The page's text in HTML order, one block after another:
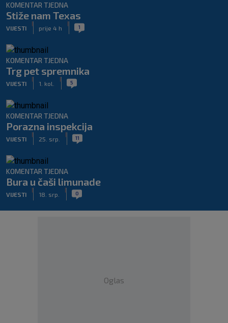
KOMENTAR TJEDNA
Stiže nam Texas
VIJESTI prije 4 h 1
KOMENTAR TJEDNA
Trg pet spremnika
VIJESTI 1. kol. 5
KOMENTAR TJEDNA
Porazna inspekcija
VIJESTI 25. srp. 11
KOMENTAR TJEDNA
Bura u čaši limunade
VIJESTI 18. srp. 0
Oglas